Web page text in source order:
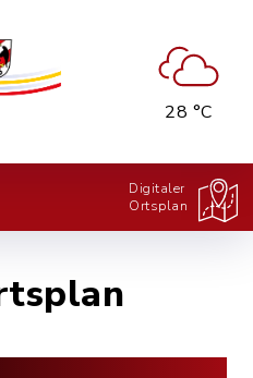
28 °C
Digitaler
Ortsplan